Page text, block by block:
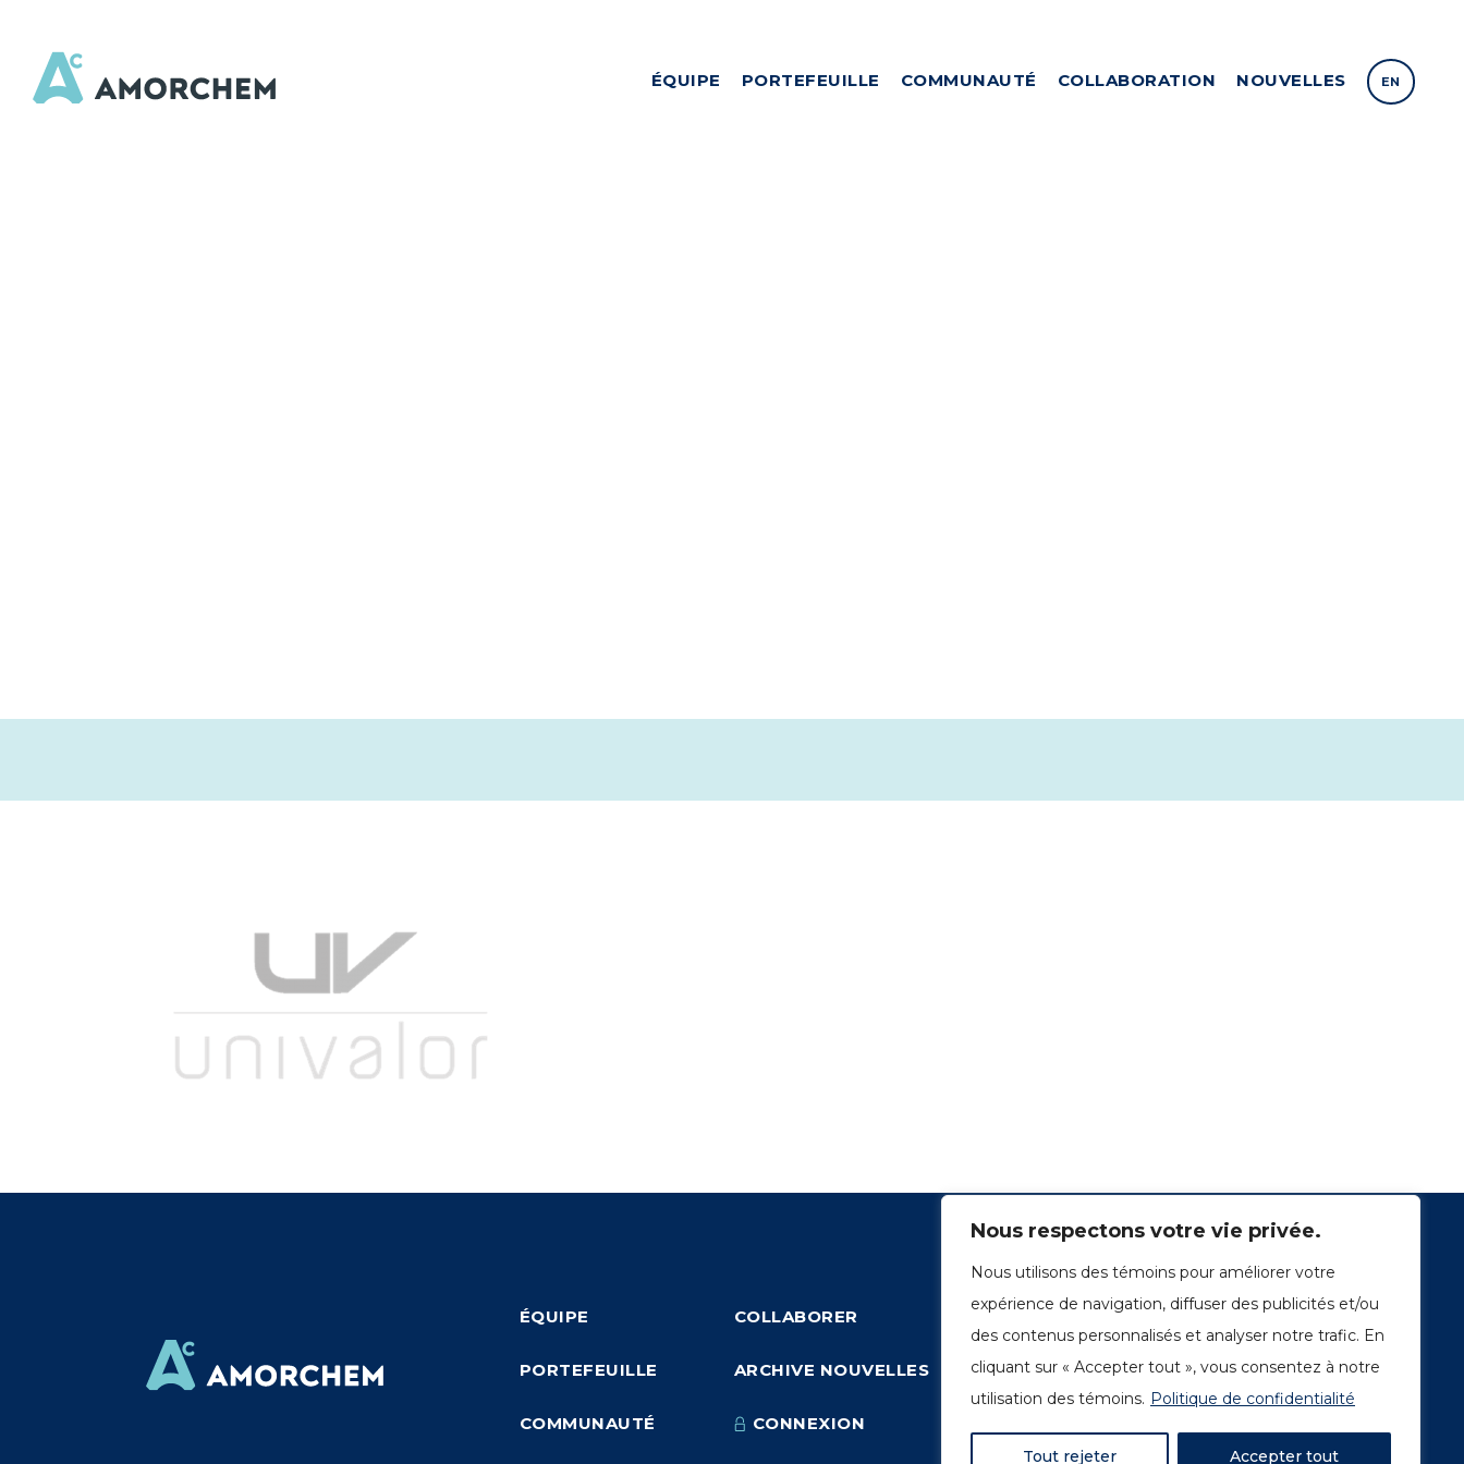
Nous respectons votre vie privée.
Nous utilisons des témoins pour améliorer votre
expérience de navigation, diffuser des publicités et/ou
des contenus personnalisés et analyser notre trafic. En
cliquant sur « Accepter tout », vous consentez à notre
utilisation des témoins. Politique de confidentialité
Tout rejeter Accepter tout
ÉQUIPE PORTEFEUILLE COMMUNAUTÉ COLLABORATION NOUVELLES EN
ÉQUIPE
PORTEFEUILLE
COMMUNAUTÉ
COLLABORER
ARCHIVE NOUVELLES
CONNEXION
1249, rue du Sussex, unité 1078
Montréal (Québec) H3H 2A1
info@amorchem.com